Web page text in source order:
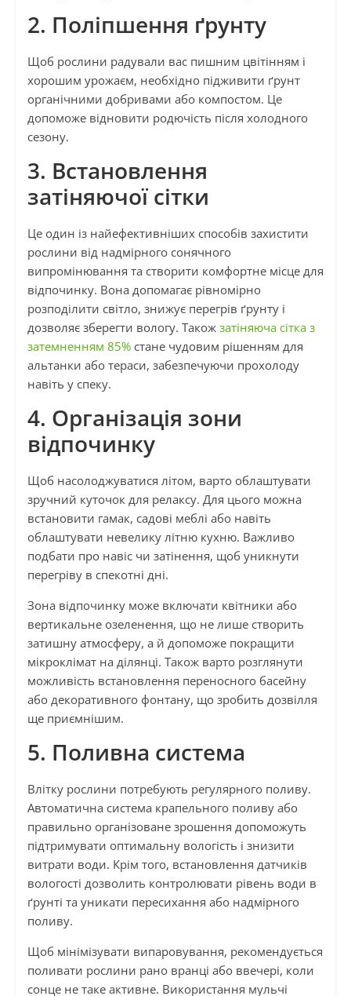
2. Поліпшення ґрунту
Щоб рослини радували вас пишним цвітінням і
хорошим урожаєм, необхідно підживити ґрунт
органічними добривами або компостом. Це
допоможе відновити родючість після холодного
сезону.
3. Встановлення
затіняючої сітки
Це один із найефективніших способів захистити
рослини від надмірного сонячного
випромінювання та створити комфортне місце для
відпочинку. Вона допомагає рівномірно
розподілити світло, знижує перегрів ґрунту і
дозволяє зберегти вологу. Також затіняюча сітка з
затемненням 85%стане чудовим рішенням для
альтанки або тераси, забезпечуючи прохолоду
навіть у спеку.
4. Організація зони
відпочинку
Щоб насолоджуватися літом, варто облаштувати
зручний куточок для релаксу. Для цього можна
встановити гамак, садові меблі або навіть
облаштувати невелику літню кухню. Важливо
подбати про навіс чи затінення, щоб уникнути
перегріву в спекотні дні.
Зона відпочинку може включати квітники або
вертикальне озеленення, що не лише створить
затишну атмосферу, а й допоможе покращити
мікроклімат на ділянці. Також варто розглянути
можливість встановлення переносного басейну
або декоративного фонтану, що зробить дозвілля
ще приємнішим.
5. Поливна система
Влітку рослини потребують регулярного поливу.
Автоматична система крапельного поливу або
правильно організоване зрошення допоможуть
підтримувати оптимальну вологість і знизити
витрати води. Крім того, встановлення датчиків
вологості дозволить контролювати рівень води в
ґрунті та уникати пересихання або надмірного
поливу.
Щоб мінімізувати випаровування, рекомендується
поливати рослини рано вранці або ввечері, коли
сонце не таке активне. Використання мульчі